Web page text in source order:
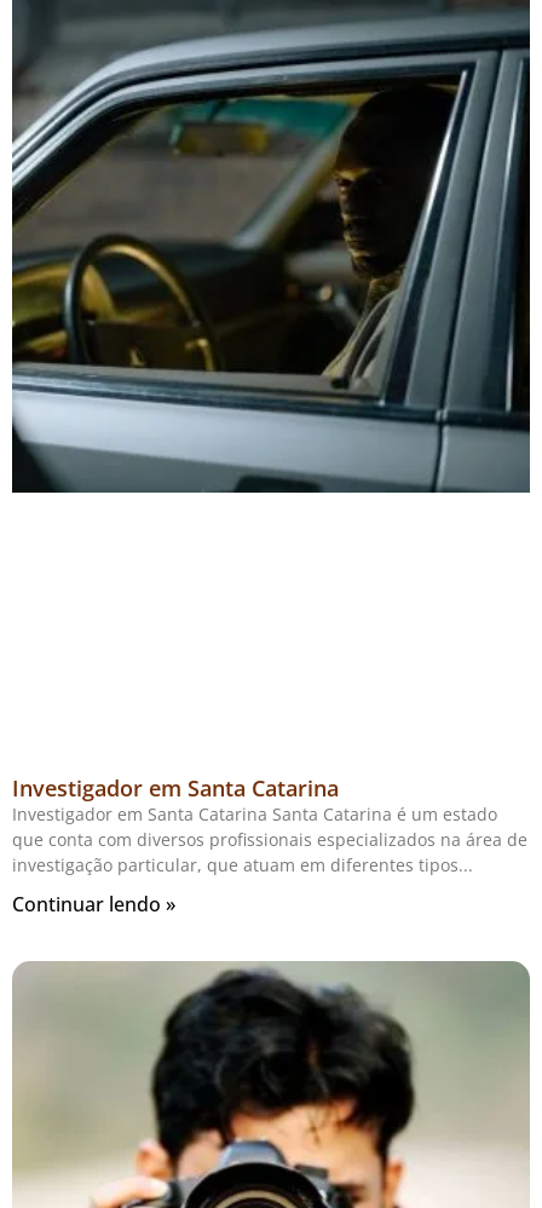
Investigador em Santa Catarina
Investigador em Santa Catarina Santa Catarina é um estado
que conta com diversos profissionais especializados na área de
investigação particular, que atuam em diferentes tipos
Continuar lendo »